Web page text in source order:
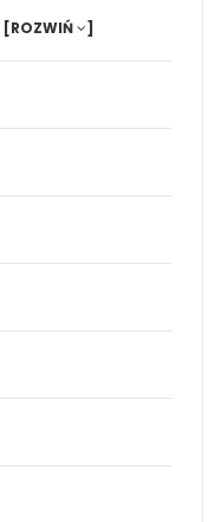
[ROZWIŃ ]